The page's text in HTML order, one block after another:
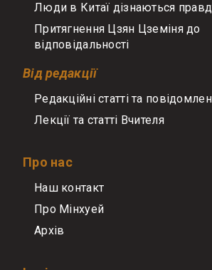
Люди в Китаї дізнаються
Притягнення Цзян Цземіня до
відповідальності
Від редакції
Редакційні статті та
Лекції та статті Вчителя
Про нас
Наш контакт
Про Мінхуей
Архів